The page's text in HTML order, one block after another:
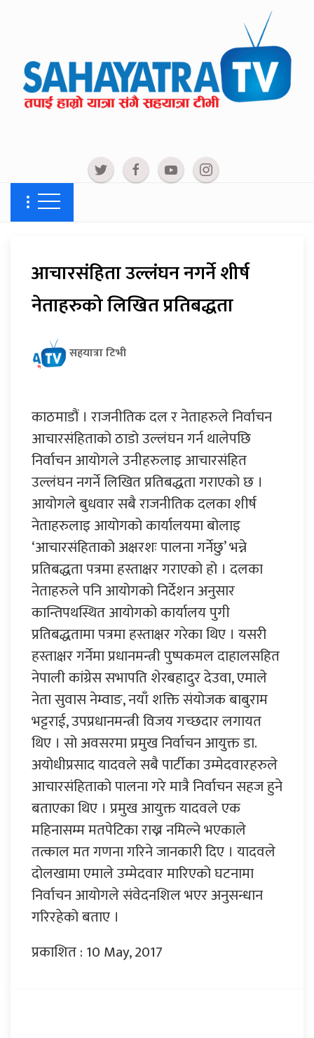
आचारसंहिता उल्लंघन नगर्ने शीर्ष
नेताहरुको लिखित प्रतिबद्धता
सहयात्रा टिभी
काठमाडौं । राजनीतिक दल र नेताहरुले निर्वाचन
आचारसंहिताको ठाडो उल्लंघन गर्न थालेपछि
निर्वाचन आयोगले उनीहरुलाइ आचारसंहित
उल्लंघन नगर्ने लिखित प्रतिबद्धता गराएको छ ।
आयोगले बुधवार सबै राजनीतिक दलका शीर्ष
नेताहरुलाइ आयोगको कार्यालयमा बोलाइ
‘आचारसंहिताको अक्षरशः पालना गर्नेछु’ भन्ने
प्रतिबद्धता पत्रमा हस्ताक्षर गराएको हो । दलका
नेताहरुले पनि आयोगको निर्देशन अनुसार
कान्तिपथस्थित आयोगको कार्यालय पुगी
प्रतिबद्धतामा पत्रमा हस्ताक्षर गरेका थिए । यसरी
हस्ताक्षर गर्नेमा प्रधानमन्त्री पुष्पकमल दाहालसहित
नेपाली कांग्रेस सभापति शेरबहादुर देउवा, एमाले
नेता सुवास नेम्वाङ, नयाँ शक्ति संयोजक बाबुराम
भट्टराई, उपप्रधानमन्त्री विजय गच्छदार लगायत
थिए । सो अवसरमा प्रमुख निर्वाचन आयुक्त डा.
अयोधीप्रसाद यादवले सबै पार्टीका उम्मेदवारहरुले
आचारसंहिताको पालना गरे मात्रै निर्वाचन सहज हुने
बताएका थिए । प्रमुख आयुक्त यादवले एक
महिनासम्म मतपेटिका राख्न नमिल्ने भएकाले
तत्काल मत गणना गरिने जानकारी दिए । यादवले
दोलखामा एमाले उम्मेदवार मारिएको घटनामा
निर्वाचन आयोगले संवेदनशिल भएर अनुसन्धान
गरिरहेको बताए ।
प्रकाशित : 10 May, 2017